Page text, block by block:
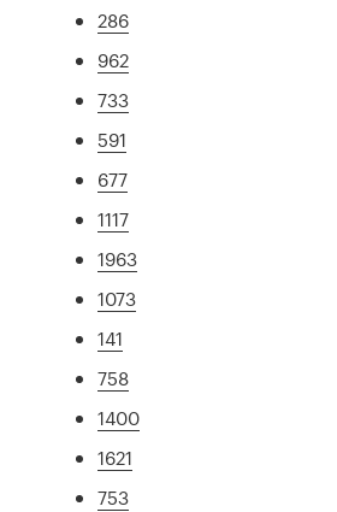
286
962
733
591
677
1117
1963
1073
141
758
1400
1621
753